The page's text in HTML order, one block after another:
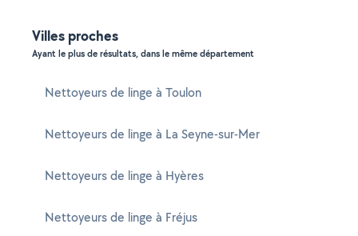
Villes proches
Ayant le plus de résultats, dans le même département
Nettoyeurs de linge à Toulon
Nettoyeurs de linge à La Seyne-sur-Mer
Nettoyeurs de linge à Hyères
Nettoyeurs de linge à Fréjus